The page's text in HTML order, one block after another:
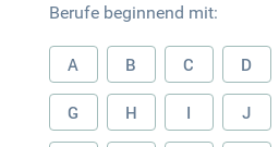
Berufe beginnend mit:
A B C D
G H I J